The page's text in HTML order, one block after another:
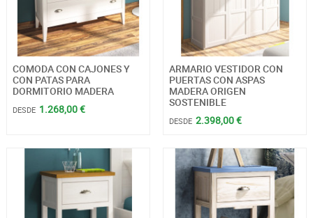
COMODA CON CAJONES Y
CON PATAS PARA
DORMITORIO MADERA
DESDE 1.268,00 €
ARMARIO VESTIDOR CON
PUERTAS CON ASPAS
MADERA ORIGEN
SOSTENIBLE
DESDE 2.398,00 €